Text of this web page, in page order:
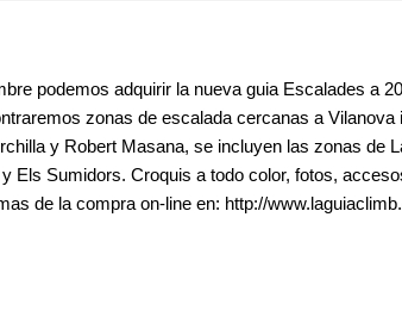
podemos adquirir la nueva guia Escalades a
zonas de escalada cercanas a
y Robert Masana, se incluyen las zonas de
Els Sumidors. Croquis a todo color, fotos,
de la compra on-line en: http://